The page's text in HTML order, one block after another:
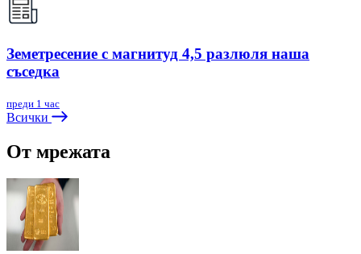
Земетресение с магнитуд 4,5 разлюля наша
съседка
преди 1 час
Всички
От мрежата